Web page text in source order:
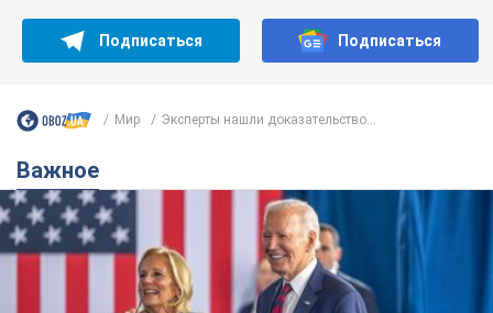
Подписаться Подписаться
Мир Эксперты нашли доказательство...
Важное